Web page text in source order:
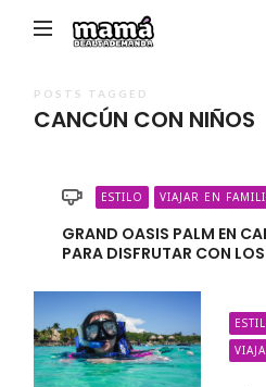
POSTS TAGGED
CANCÚN CON NIÑOS
ESTILO VIAJAR EN
GRAND OASIS PALM EN
PARA DISFRUTAR CON LOS